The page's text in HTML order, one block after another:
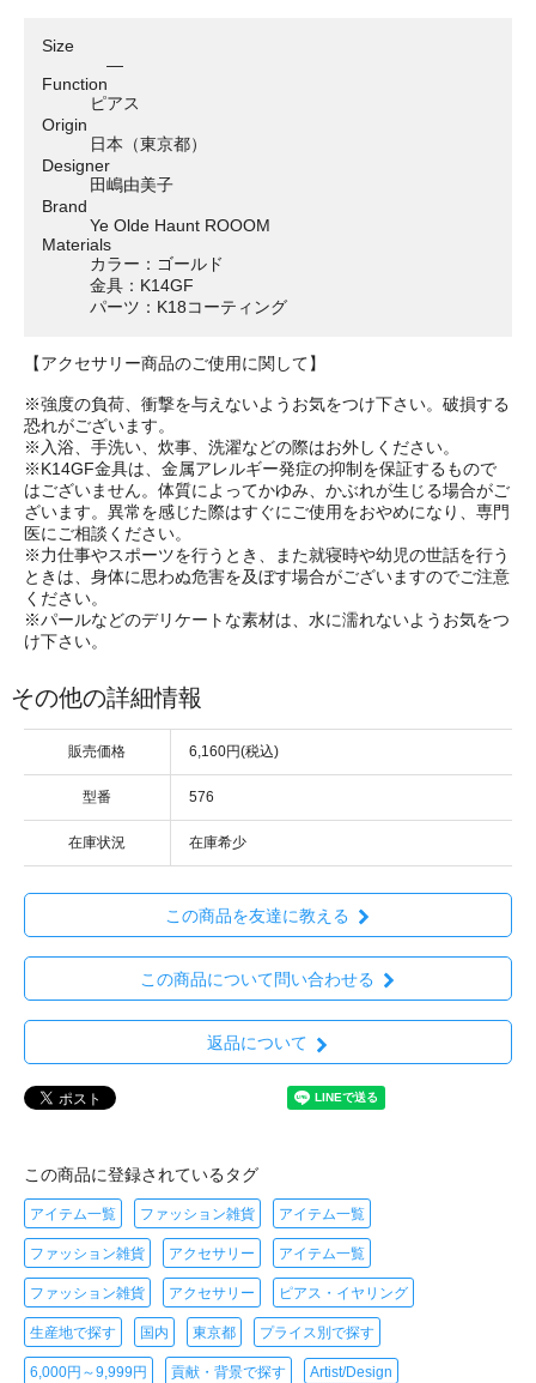
Size
―
Function
ピアス
Origin
日本（東京都）
Designer
田嶋由美子
Brand
Ye Olde Haunt ROOOM
Materials
カラー：ゴールド
金具：K14GF
パーツ：K18コーティング
【アクセサリー商品のご使用に関して】
※強度の負荷、衝撃を与えないようお気をつけ下さい。破損する
恐れがございます。
※入浴、手洗い、炊事、洗濯などの際はお外しください。
※K14GF金具は、金属アレルギー発症の抑制を保証するもので
はございません。体質によってかゆみ、かぶれが生じる場合がご
ざいます。異常を感じた際はすぐにご使用をおやめになり、専門
医にご相談ください。
※力仕事やスポーツを行うとき、また就寝時や幼児の世話を行う
ときは、身体に思わぬ危害を及ぼす場合がございますのでご注意
ください。
※パールなどのデリケートな素材は、水に濡れないようお気をつ
け下さい。
その他の詳細情報
販売価格 6,160円(税込)
型番 576
在庫状況 在庫希少
この商品を友達に教える
この商品について問い合わせる
返品について
この商品に登録されているタグ
アイテム一覧 ファッション雑貨 アイテム一覧
ファッション雑貨 アクセサリー アイテム一覧
ファッション雑貨 アクセサリー ピアス・イヤリング
生産地で探す 国内 東京都 プライス別で探す
6,000円～9,999円 貢献・背景で探す Artist/Design